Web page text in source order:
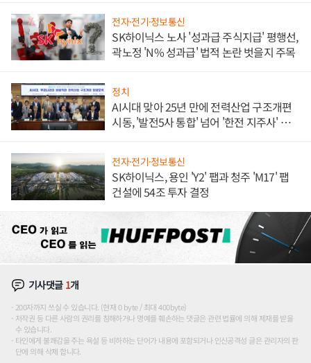
전자·전기·정보통신
SK하이닉스 노사 '성과급 주식지급' 평행선,
곽노정 'N% 성과급' 법적 논란 벗을지 주목
정치
AI시대 맞아 25년 만에 전력산업 구조개편
시동, '발전5사 통합' 넘어 '한전 지주사' 재편
전자·전기·정보통신
SK하이닉스, 용인 'Y2' 팹과 청주 'M17' 팹
건설에 54조 투자 결정
기사댓글 1개
200자까지 쓰실 수 있습니다. (현재 0 byte / 최대 400byte)
저작권 등 다른 사람의 권리를 침해하거나 명예를 훼손하는 댓글은 관련 법률에 의해 제재를 받을
수 있습니다.
타인에게 불쾌감을 주는 욕설 등 비하하는 단어가 내용에 포함되거나 인신공격성 글은 관리자의 판
단에 의해 삭제 합니다.